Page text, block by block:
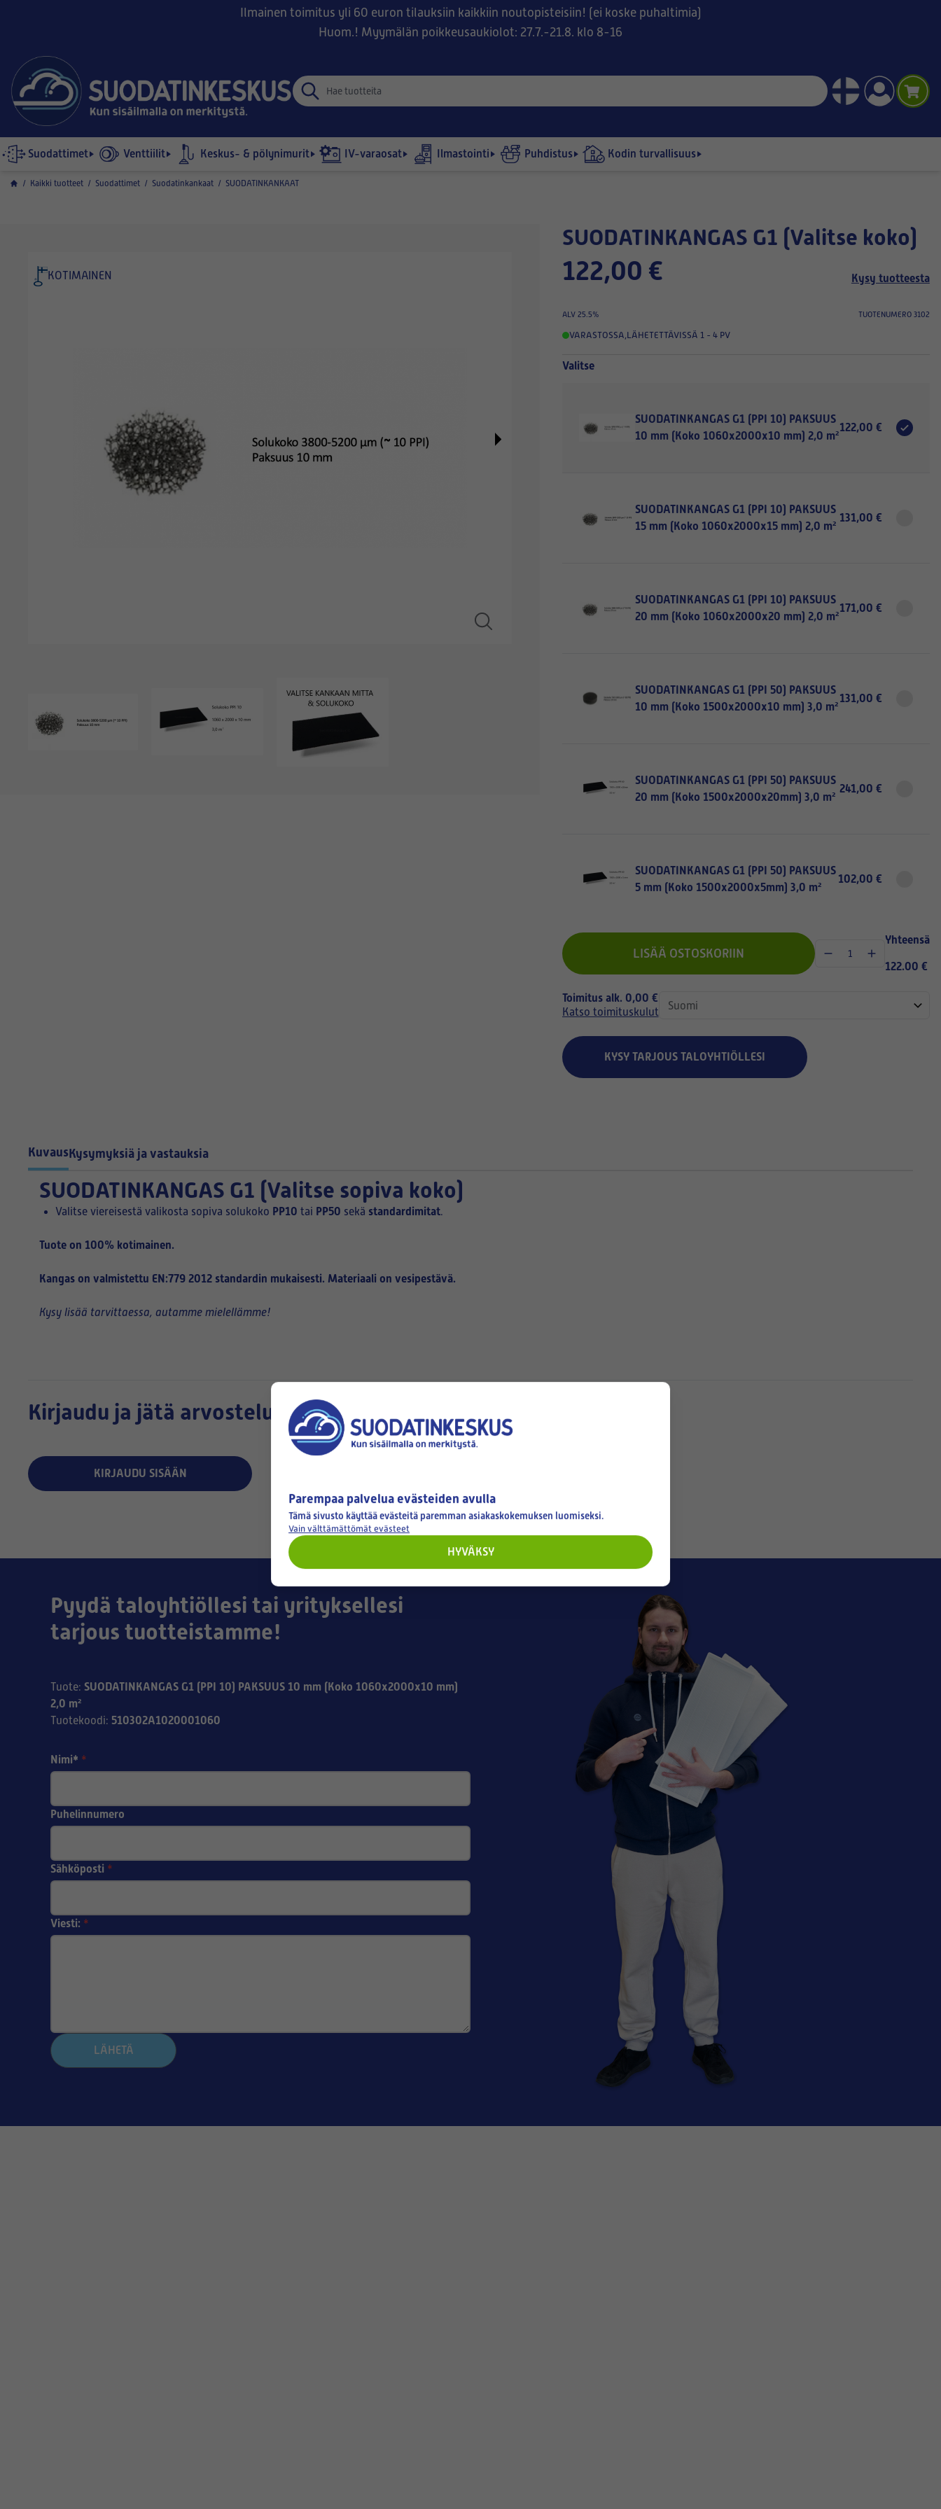
Ilmainen toimitus yli 60 euron tilauksiin kaikkiin noutopisteisiin! (ei koske puhaltimia)
Huom.! Myymälän poikkeusaukiolot: 27.7.-21.8. klo 8-16
Suodattimet Venttiilit Keskus- & pölynimurit IV-varaosat Ilmastointi Puhdistus Kodin turvallisuus
/ Kaikki tuotteet / Suodattimet / Suodatinkankaat / SUODATINKANKAAT
KOTIMAINEN
SUODATINKANGAS G1 (Valitse koko)
122,00 € Kysy tuotteesta
ALV 25.5% TUOTENUMERO 3102
VARASTOSSA,LÄHETETTÄVISSÄ 1 - 4 PV
Valitse
SUODATINKANGAS G1 (PPI 10) PAKSUUS
10 mm (Koko 1060x2000x10 mm) 2,0 m²
122,00 €
SUODATINKANGAS G1 (PPI 10) PAKSUUS
15 mm (Koko 1060x2000x15 mm) 2,0 m²
131,00 €
SUODATINKANGAS G1 (PPI 10) PAKSUUS
20 mm (Koko 1060x2000x20 mm) 2,0 m²
171,00 €
SUODATINKANGAS G1 (PPI 50) PAKSUUS
10 mm (Koko 1500x2000x10 mm) 3,0 m²
131,00 €
SUODATINKANGAS G1 (PPI 50) PAKSUUS
20 mm (Koko 1500x2000x20mm) 3,0 m²
241,00 €
SUODATINKANGAS G1 (PPI 50) PAKSUUS
5 mm (Koko 1500x2000x5mm) 3,0 m²
102,00 €
LISÄÄ OSTOSKORIIN
Yhteensä
122.00 €
Toimitus alk. 0,00 €
Katso toimituskulut
KYSY TARJOUS TALOYHTIÖLLESI
KuvausKysymyksiä ja vastauksia
SUODATINKANGAS G1 (Valitse sopiva koko)
Valitse viereisestä valikosta sopiva solukoko PP10 tai PP50 sekä standardimitat.
Tuote on 100% kotimainen.
Kangas on valmistettu EN:779 2012 standardin mukaisesti. Materiaali on vesipestävä.
Kysy lisää tarvittaessa, autamme mielellämme!
Kirjaudu ja jätä arvostelu:
0 arvostelua
KIRJAUDU SISÄÄN
Pyydä taloyhtiöllesi tai yrityksellesi
tarjous tuotteistamme!
Tuote: SUODATINKANGAS G1 (PPI 10) PAKSUUS 10 mm (Koko 1060x2000x10 mm)
2,0 m²
Tuotekoodi: 510302A1020001060
Nimi* *
Puhelinnumero
Sähköposti *
Viesti: *
LÄHETÄ
Parempaa palvelua evästeiden avulla
Tämä sivusto käyttää evästeitä paremman asiakaskokemuksen luomiseksi.
Vain välttämättömät evästeet
HYVÄKSY